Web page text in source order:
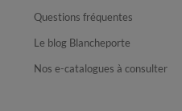
Questions fréquentes
Le blog Blancheporte
Nos e-catalogues à consulter